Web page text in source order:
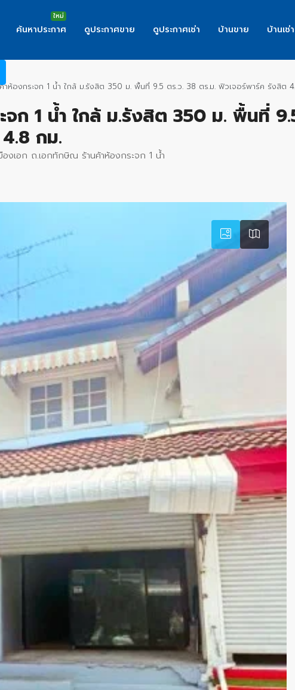
ค้นหาประกาศ ดูประกาศขาย ดูประกาศเช่า บ้านขาย บ้านเช่า
าห้องกระจก 1 น้ำ ใกล้ ม.รังสิต 350 ม. พื้นที่ 9.5 ตร.ว. 38 ตร.ม. ฟิวเจอร์พาร์ค รังสิต
ก 1 น้ำ ใกล้ ม.รังสิต 350 ม. พื้นที่
กม.
องเอก ถ.เอกทักษิณ ร้านค้าห้องกระจก 1 น้ำ